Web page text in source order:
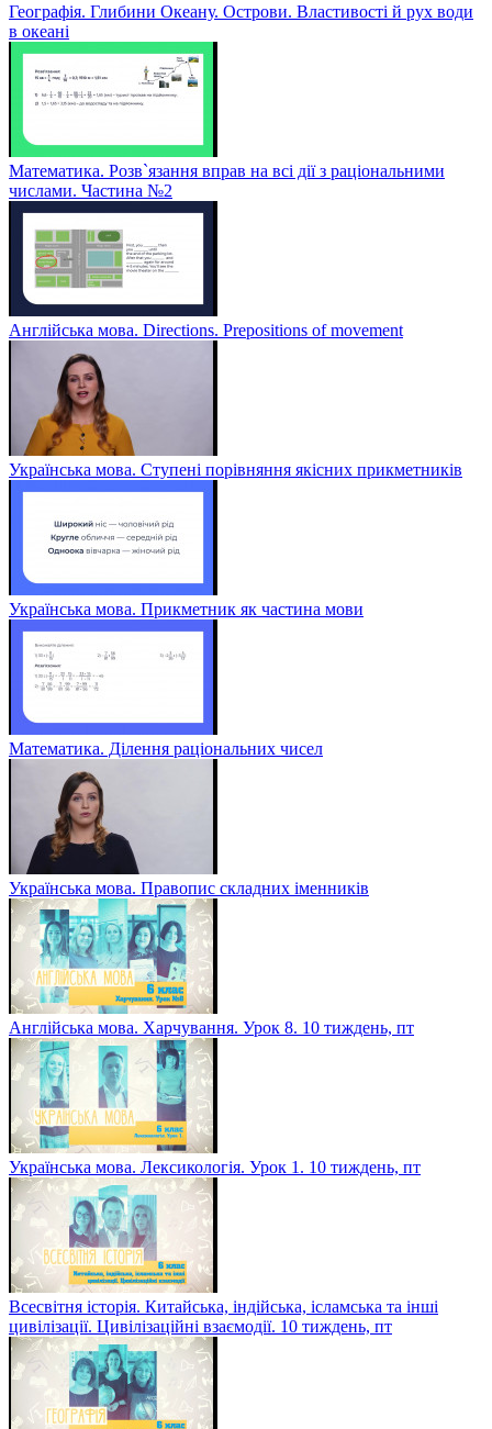
Географія. Глибини Океану. Острови. Властивості й рух води
в океані
Математика. Розв`язання вправ на всі дії з раціональними
числами. Частина №2
Англійська мова. Directions. Prepositions of movement
Українська мова. Ступені порівняння якісних прикметників
Українська мова. Прикметник як частина мови
Математика. Ділення раціональних чисел
Українська мова. Правопис складних іменників
Англійська мова. Харчування. Урок 8. 10 тиждень, пт
Українська мова. Лексикологія. Урок 1. 10 тиждень, пт
Всесвітня історія. Китайська, індійська, ісламська та інші
цивілізації. Цивілізаційні взаємодії. 10 тиждень, пт